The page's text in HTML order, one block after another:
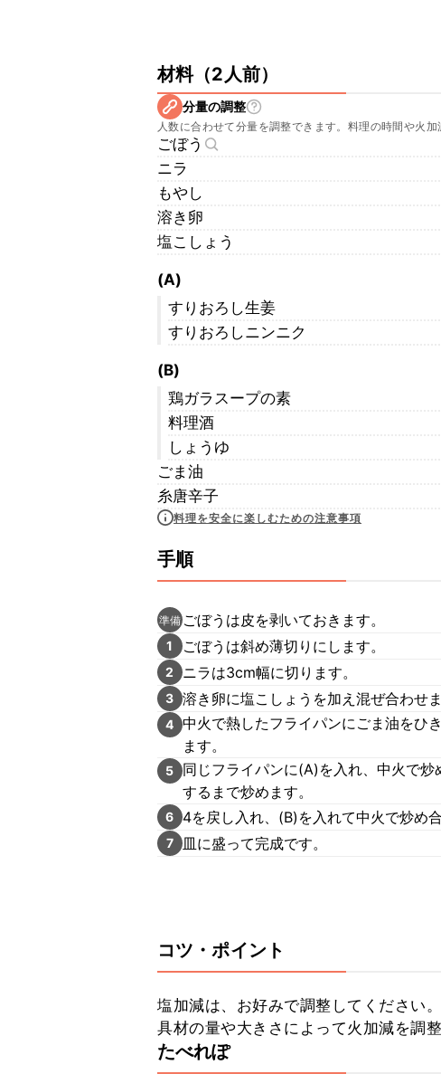
材料（2人前）
分量の調整
人数に合わせて分量を調整できます。料理の時間や火
ごぼう
ニラ
もやし
溶き卵
塩こしょう
(A)
すりおろし生姜
すりおろしニンニク
(B)
鶏ガラスープの素
料理酒
しょうゆ
ごま油
糸唐辛子
料理を安全に楽しむための注意事項
手順
準備 ごぼうは皮を剥いておきます。
1 ごぼうは斜め薄切りにします。
2 ニラは3cm幅に切ります。
3 溶き卵に塩こしょうを加え混ぜ合わせま
4 中火で熱したフライパンにごま油をひ
ます。
5
同じフライパンに(A)を入れ、中火で
するまで炒めます。
6 4を戻し入れ、(B)を入れて中火で炒め
7 皿に盛って完成です。
コツ・ポイント
塩加減は、お好みで調整してください。
具材の量や大きさによって火加減を調整
たべれぽ